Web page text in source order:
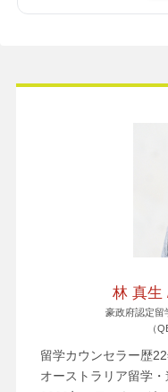
林 真生
豪政府認定留
（
留学カウンセラー歴
オーストラリア留学・